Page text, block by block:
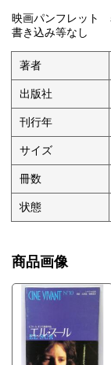
映画パンフレット
書き込み等なし
著者
出版社
刊行年
サイズ
冊数
状態
商品画像